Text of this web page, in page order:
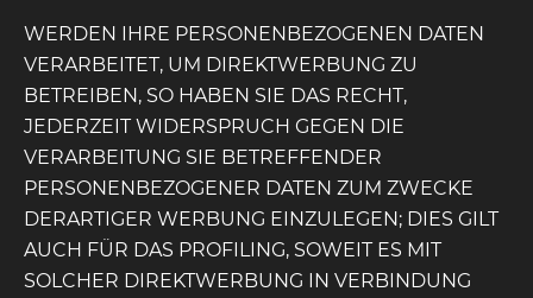
WERDEN IHRE PERSONENBEZOGENEN DATEN
VERARBEITET, UM DIREKTWERBUNG ZU
BETREIBEN, SO HABEN SIE DAS RECHT,
JEDERZEIT WIDERSPRUCH GEGEN DIE
VERARBEITUNG SIE BETREFFENDER
PERSONENBEZOGENER DATEN ZUM ZWECKE
DERARTIGER WERBUNG EINZULEGEN; DIES GILT
AUCH FÜR DAS PROFILING, SOWEIT ES MIT
SOLCHER DIREKTWERBUNG IN VERBINDUNG